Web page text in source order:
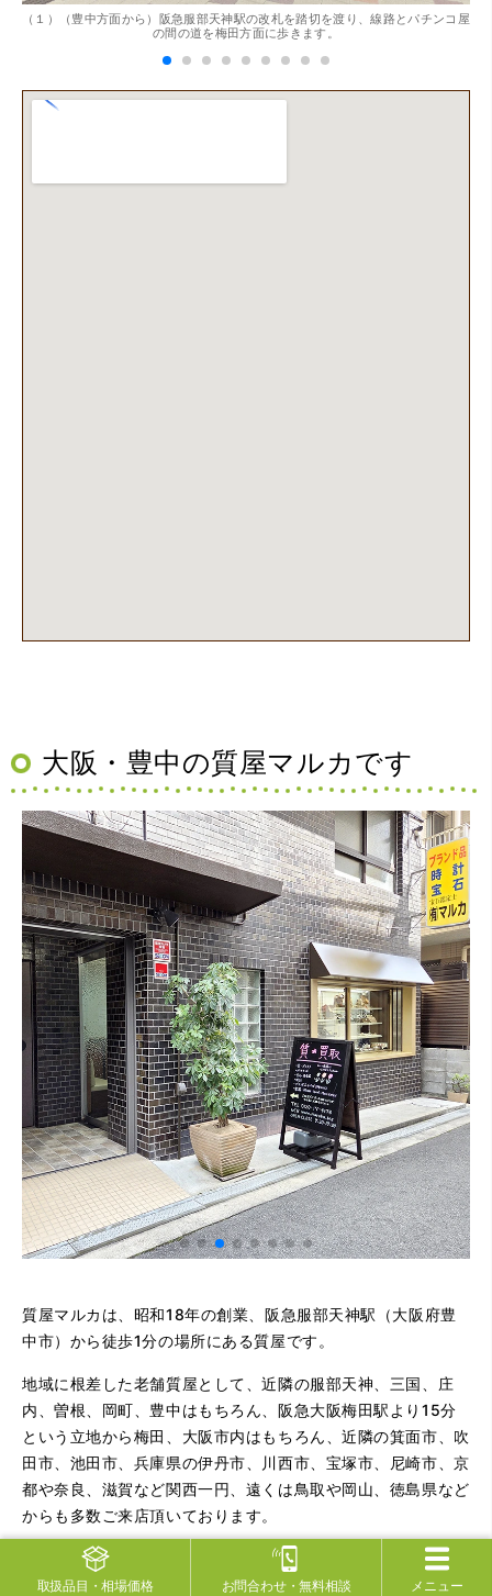
（１）（豊中方面から）阪急服部天神駅の改札を踏切を渡り、線路とパチンコ屋
の間の道を梅田方面に歩きます。
大阪・豊中の質屋マルカです
質屋マルカは、昭和18年の創業、阪急服部天神駅（大阪府豊
中市）から徒歩1分の場所にある質屋です。
地域に根差した老舗質屋として、近隣の服部天神、三国、庄
内、曽根、岡町、豊中はもちろん、阪急大阪梅田駅より15分
という立地から梅田、大阪市内はもちろん、近隣の箕面市、吹
田市、池田市、兵庫県の伊丹市、川西市、宝塚市、尼崎市、京
都や奈良、滋賀など関西一円、遠くは鳥取や岡山、徳島県など
からも多数ご来店頂いております。
金・プラチナ・貴金属はもちろんのこと、ロレックスやオメ
ガ・カルティエ・セイコーなどのブランド時計、ヴィトン・シ
取扱品目 ・相場価格 お問合わせ・無料相談 メニュー